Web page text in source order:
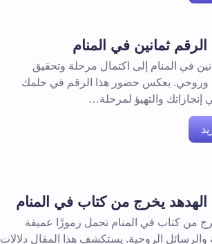
ثمانين في المنام
في المنام إلى اكتمال مرحلة وتحقيق
وروحي. يعكس حضور هذا الرقم في حلمك
إنجازاتك والتهيؤ لمرحلة…
يخرج من كتاب في المنام
من كتاب في المنام تحمل رموزًا عميقة
والرسائل الروحية. يستكشف هذا المقال دلالات